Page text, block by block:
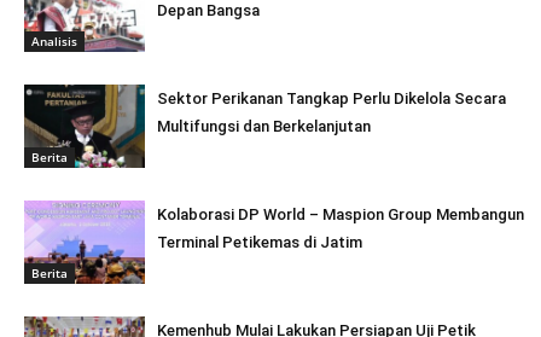
Analisis
Depan Bangsa
Berita
Sektor Perikanan Tangkap Perlu Dikelola Secara
Multifungsi dan Berkelanjutan
Berita
Kolaborasi DP World – Maspion Group Membangun
Terminal Petikemas di Jatim
Kemenhub Mulai Lakukan Persiapan Uji Petik